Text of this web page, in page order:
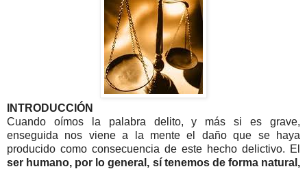
INTRODUCCIÓN
Cuando oímos la palabra delito, y más si es grave,
enseguida nos viene a la mente el daño que se haya
producido como consecuencia de este hecho delictivo. El
ser humano, por lo general, sí tenemos de forma natural,